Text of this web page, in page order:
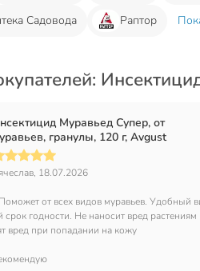
Садовода Раптор
Муравьед Супер, от
гранулы, 120 г, Avgust
18.07.2026
Поможет от всех видов муравьев. Удобный
срок годности. Не наносит вред растениям
вред при попадании на кожу